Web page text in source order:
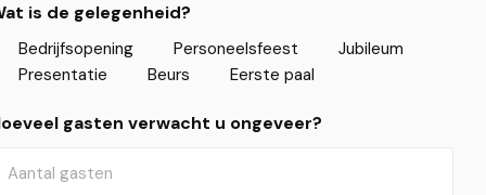
is de gelegenheid?
Bedrijfsopening Personeelsfeest
Jubileum
Presentatie
Beurs Eerste paal
gasten verwacht u ongeveer?